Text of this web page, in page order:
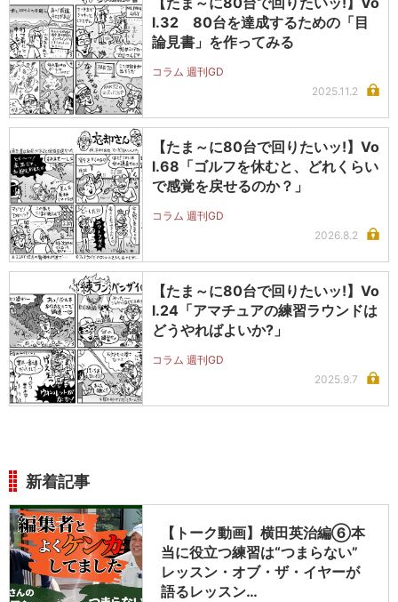
l.32 80台を達成するための「目
論見書」を作ってみる
コラム 週刊GD
2025.11.2
【たま～に80台で回りたいッ!】Vo
l.68「ゴルフを休むと、どれくらい
で感覚を戻せるのか？」
コラム 週刊GD
2026.8.2
【たま～に80台で回りたいッ!】Vo
l.24「アマチュアの練習ラウンドは
どうやればよいか?」
コラム 週刊GD
2025.9.7
新着記事
【トーク動画】横田英治編⑥本
当に役立つ練習は“つまらない”
レッスン・オブ・ザ・イヤーが
語るレッスン…